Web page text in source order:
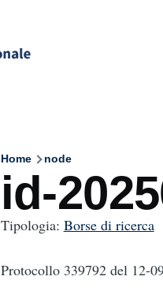
Home node
id-
Tipologia: Borse di ricerca
Protocollo 339792 del 12-